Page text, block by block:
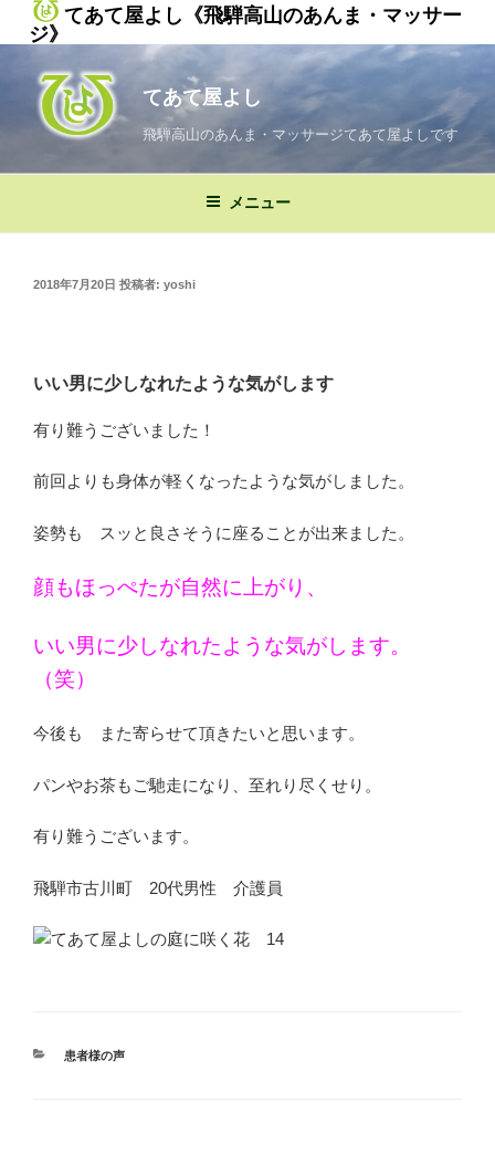
てあて屋よし《飛騨高山のあんま・マッサー
ジ》
てあて屋よし
飛騨高山のあんま・マッサージてあて屋よしです
メニュー
投
2018年7月20日 投稿者: yoshi
いい男に少しなれたような気がします
有り難うございました！
前回よりも身体が軽くなったような気がしました。
姿勢も スッと良さそうに座ることが出来ました。
顔もほっぺたが自然に上がり、
いい男に少しなれたような気がします。
（笑）
今後も また寄らせて頂きたいと思います。
パンやお茶もご馳走になり、至れり尽くせり。
有り難うございます。
飛騨市古川町 20代男性 介護員
カ
患者様の声